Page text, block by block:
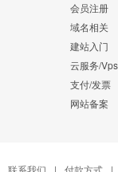
会员注册
域名相关
建站入门
云服务/Vps
支付/发票
网站备案
联系我们 | 付款方式
|